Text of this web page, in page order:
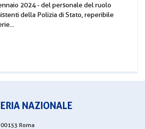
2024 - del personale del ruolo
della Polizia di Stato, reperibile
NAZIONALE
Roma